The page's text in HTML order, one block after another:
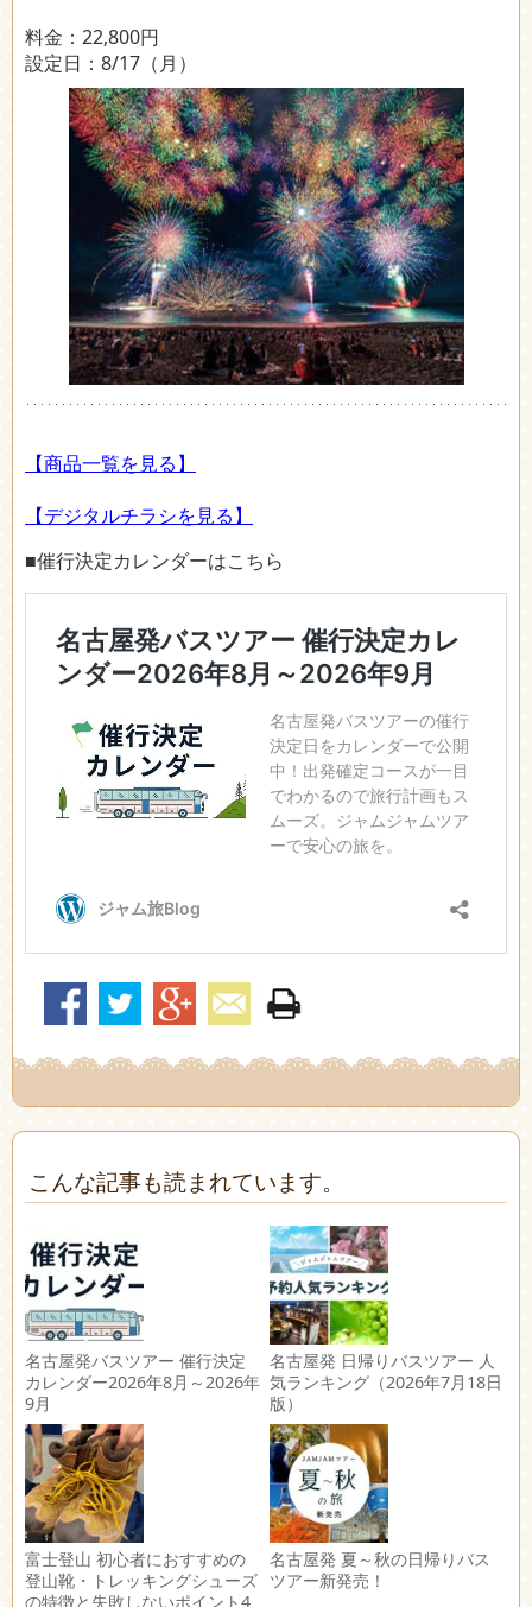
料金：22,800円
設定日：8/17（月）
【商品一覧を見る】
【デジタルチラシを見る】
■催行決定カレンダーはこちら
こんな記事も読まれています。
名古屋発バスツアー 催行決定
カレンダー2026年8月～2026年
9月
名古屋発 日帰りバスツアー 人
気ランキング（2026年7月18日
版）
富士登山 初心者におすすめの
登山靴・トレッキングシューズ
の特徴と失敗しないポイント4
名古屋発 夏～秋の日帰りバス
ツアー新発売！